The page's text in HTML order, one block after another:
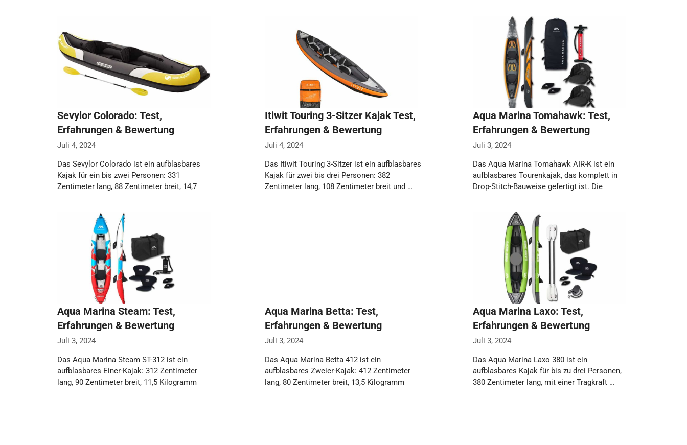
Weiterlesen…
Juli 4, 2024
Sevylor Colorado: Test,
Erfahrungen & Bewertung
Das Sevylor Colorado ist ein aufblasbares
Kajak für ein bis zwei Personen: 331
Zentimeter lang, 88 Zentimeter breit, 14,7
Weiterlesen…
Juli 4, 2024
Itiwit Touring 3-Sitzer Kajak Test,
Erfahrungen & Bewertung
Das Itiwit Touring 3-Sitzer ist ein aufblasbares
Kajak für zwei bis drei Personen: 382
Zentimeter lang, 108 Zentimeter breit und …
Juli 3, 2024
Aqua Marina Tomahawk: Test,
Erfahrungen & Bewertung
Das Aqua Marina Tomahawk AIR-K ist ein
aufblasbares Tourenkajak, das komplett in
Drop-Stitch-Bauweise gefertigt ist. Die
Weiterlesen…
Juli 3, 2024
Aqua Marina Steam: Test,
Erfahrungen & Bewertung
Das Aqua Marina Steam ST-312 ist ein
aufblasbares Einer-Kajak: 312 Zentimeter
lang, 90 Zentimeter breit, 11,5 Kilogramm
Juli 3, 2024
Aqua Marina Betta: Test,
Erfahrungen & Bewertung
Das Aqua Marina Betta 412 ist ein
aufblasbares Zweier-Kajak: 412 Zentimeter
lang, 80 Zentimeter breit, 13,5 Kilogramm
Juli 3, 2024
Aqua Marina Laxo: Test,
Erfahrungen & Bewertung
Das Aqua Marina Laxo 380 ist ein
aufblasbares Kajak für bis zu drei Personen,
380 Zentimeter lang, mit einer Tragkraft …